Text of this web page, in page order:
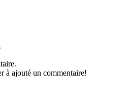
à ajouté un commentaire!